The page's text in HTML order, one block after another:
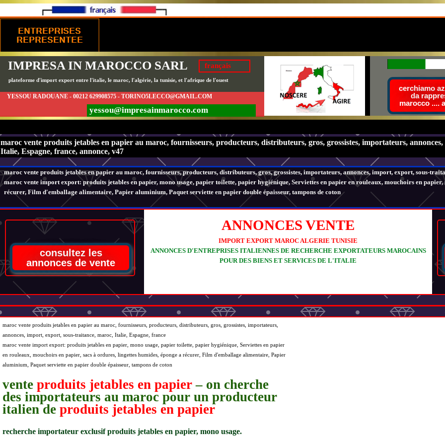
IMPRESA IN MAROCCO SARL français
plateforme d'import export entre l'italie, le maroc, l'algérie, la tunisie, et l'afrique de l'ouest
YESSOU RADOUANE - 00212 629908575 - TORINO5LECCO@GMAIL.COM
yessou@impresainmarocco.com
cerchiamo
da
marocco ....
maroc vente produits jetables en papier au maroc, fournisseurs, producteurs, distributeurs, gros, grossistes, importateurs,
Italie, Espagne, france, annonce, v47
maroc vente produits jetables en papier au maroc, fournisseurs, producteurs, distributeurs, gros, grossistes, importateurs, annonces, import, export, sous-
maroc vente import export: produits jetables en papier, mono usage, papier toilette, papier hygiénique, Serviettes en papier en rouleaux, mouchoirs en papier,
récurer, Film d'emballage alimentaire, Papier aluminium, Paquet serviette en papier double épaisseur, tampons de coton
consultez les
annonces de vente
ANNONCES VENTE
IMPORT EXPORT MAROC ALGERIE TUNISIE
ANNONCES D'ENTREPRISES ITALIENNES DE RECHERCHE EXPORTATEURS MAROCAINS
POUR DES BIENS ET SERVICES DE L'ITALIE
maroc vente produits jetables en papier au maroc, fournisseurs, producteurs, distributeurs, gros, grossistes, importateurs,
annonces, import, export, sous-traitance, maroc, Italie, Espagne, france
maroc vente import export: produits jetables en papier, mono usage, papier toilette, papier hygiénique, Serviettes en papier
en rouleaux, mouchoirs en papier, sacs à ordures, lingettes humides, éponge a récurer, Film d'emballage alimentaire, Papier
aluminium, Paquet serviette en papier double épaisseur, tampons de coton
vente produits jetables en papier – on cherche
des importateurs au maroc pour un producteur
italien de produits jetables en papier
recherche importateur exclusif produits jetables en papier, mono usage.